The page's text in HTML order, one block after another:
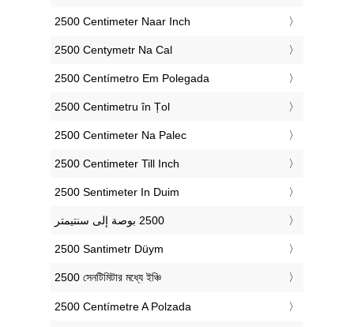
‎2500 Centimeter Naar Inch
‎2500 Centymetr Na Cal
‎2500 Centímetro Em Polegada
‎2500 Centimetru în Țol
‎2500 Centimeter Na Palec
‎2500 Centimeter Till Inch
‎2500 Sentimeter In Duim
‎2500 Santimetr Düym
‎2500 সেনটিমিটার মধ্যে ইঞ্চি
‎2500 Centímetre A Polzada